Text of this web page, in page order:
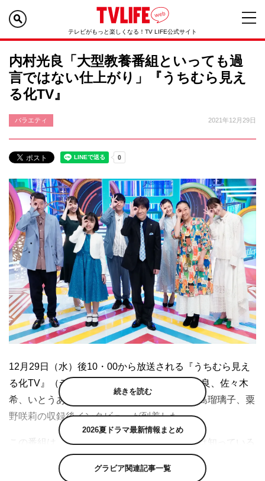
テレビがもっと楽しくなる！TV LIFE公式サイト
内村光良「大型教養番組といっても過
言ではない仕上がり」『うちむら見え
る化TV』
バラエティ 2021年12月29日
12月29日（水）後10・00から放送される『うちむら見え
る化TV』（テレビ東京系）に出演する内村光良、佐々木
希、いとうあさこ、サバンナ・高橋茂雄、小島瑠璃子、粟
野咲莉の収録後インタビューが到着した。
この番組は、なんか聞いた気がするし、少しは知っている
けれど、「じゃあ説明して！」と言われたら、イマイチ分
かってない“フワフワした言葉”を「見える化」して理解す
続きを読む
2026夏ドラマ最新情報まとめ
グラビア関連記事一覧